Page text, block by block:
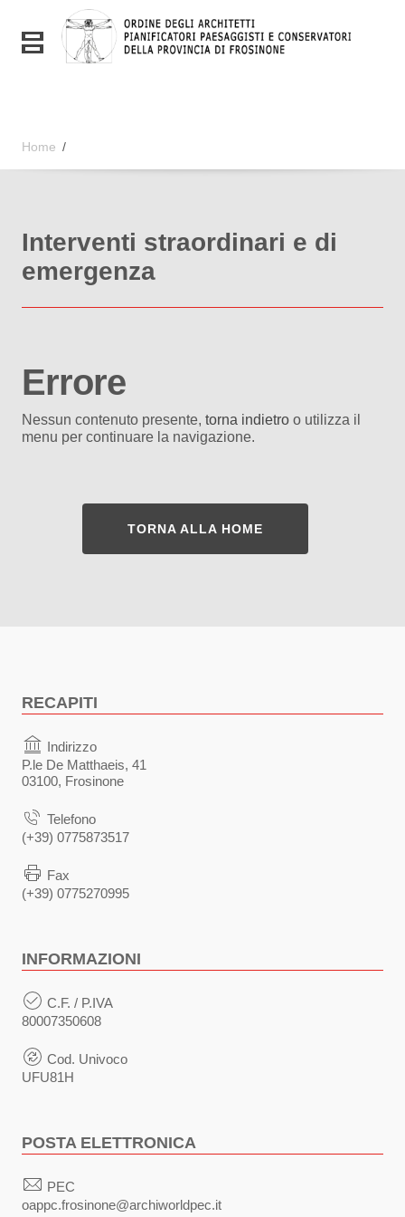
Vai ai contenuti
Vai al menu di navigazione
Vai al footer
Toggle navigation
Home /
Interventi straordinari e di
emergenza
Errore
Nessun contenuto presente, torna indietro o utilizza il
menu per continuare la navigazione.
TORNA ALLA HOME
RECAPITI
Indirizzo
P.le De Matthaeis, 41
03100, Frosinone
Telefono
(+39) 0775873517
Fax
(+39) 0775270995
INFORMAZIONI
C.F. / P.IVA
80007350608
Cod. Univoco
UFU81H
POSTA ELETTRONICA
PEC
oappc.frosinone@archiworldpec.it